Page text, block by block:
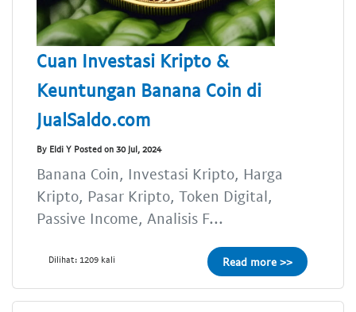
Cuan Investasi Kripto &
Keuntungan Banana Coin di
JualSaldo.com
By Eldi Y Posted on 30 Jul, 2024
Banana Coin, Investasi Kripto, Harga
Kripto, Pasar Kripto, Token Digital,
Passive Income, Analisis F...
Dilihat: 1209 kali Read more >>